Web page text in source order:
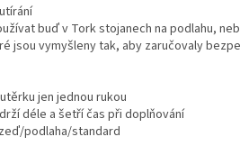
buď v Tork stojanech na podlahu,
jsou vymyšleny tak, aby zaručovaly
jen jednou rukou
déle a šetří čas při doplňování
podlaha/standard